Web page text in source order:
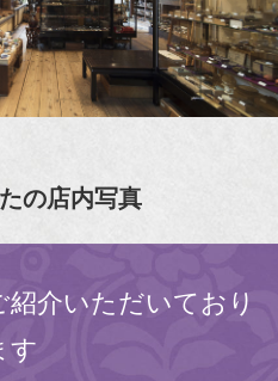
の店内写真
介いただいており
す